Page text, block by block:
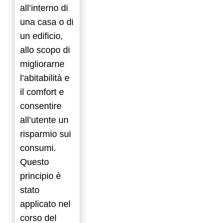
all’interno di
una casa o di
un edificio,
allo scopo di
migliorarne
l’abitabilità e
il comfort e
consentire
all’utente un
risparmio sui
consumi.
Questo
principio è
stato
applicato nel
corso del